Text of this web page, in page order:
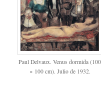
Paul Delvaux. Venus dormida (100
× 100 cm). Julio de 1932.